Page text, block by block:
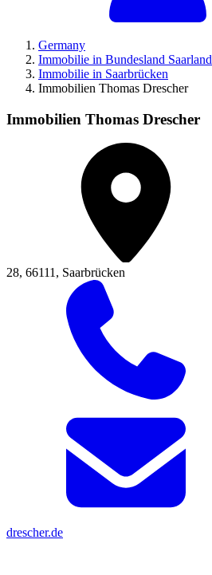
Germany
Immobilie in Bundesland Saarland
Immobilie in Saarbrücken
Immobilien Thomas Drescher
Immobilien Thomas Drescher
28, 66111, Saarbrücken
drescher.de